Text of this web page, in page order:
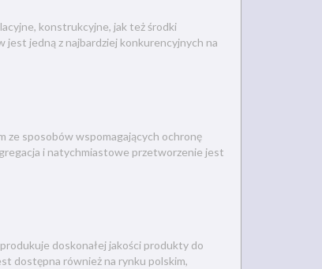
konstrukcyjne, jak też środki
jest jedną z najbardziej konkurencyjnych na
ze sposobów wspomagających ochronę
i natychmiastowe przetworzenie jest
doskonałej jakości produkty do
dostępna również na rynku polskim,